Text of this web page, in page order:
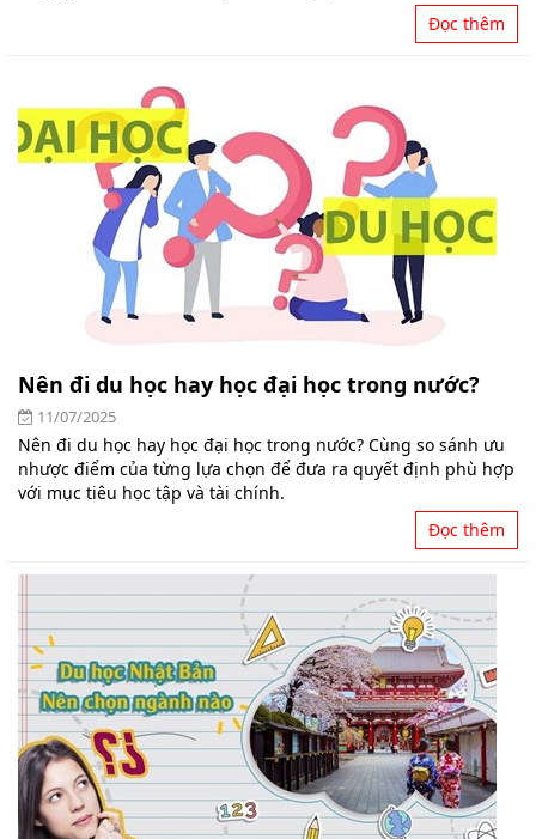
Đọc thêm
Nên đi du học hay học đại học trong nước?
11/07/2025
Nên đi du học hay học đại học trong nước? Cùng so sánh ưu
nhược điểm của từng lựa chọn để đưa ra quyết định phù hợp
với mục tiêu học tập và tài chính.
Đọc thêm